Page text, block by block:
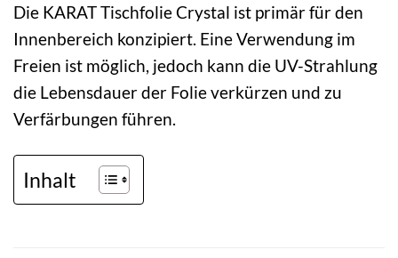
Die KARAT Tischfolie Crystal ist primär für den
Innenbereich konzipiert. Eine Verwendung im
Freien ist möglich, jedoch kann die UV-Strahlung
die Lebensdauer der Folie verkürzen und zu
Verfärbungen führen.
Inhalt